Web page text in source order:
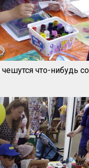
что-нибудь